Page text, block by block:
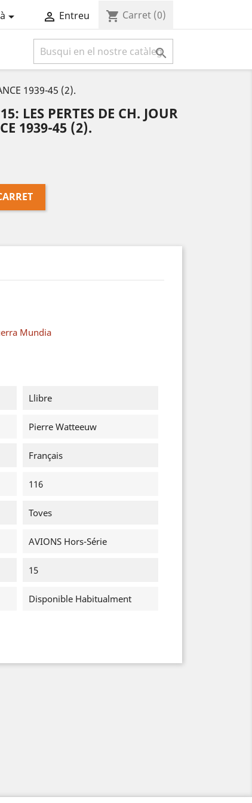
  Entreu shopping_cart Carret (0)

1939-45 (2).
LES PERTES DE CH. JOUR
1939-45 (2).
Mundia
Llibre
Pierre Watteeuw
Français
116
Toves
AVIONS Hors-Série
15
Disponible Habitualment